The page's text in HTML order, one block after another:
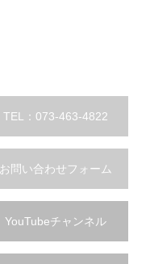
TEL：073-463-4822
お問い合わせフォーム
YouTubeチャンネル